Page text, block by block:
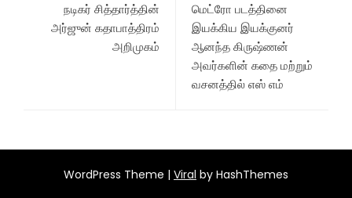
நடிகர் சித்தார்த்தின்
அர்ஜுன் கதாபாத்திரம்
அறிமுகம்
மெட்ரோ படத்தினை
இயக்கிய இயக்குனர்
ஆனந்த கிருஷ்ணன்
அவர்களின் கதை மற்றும்
வசனத்தில் எஸ் எம்
WordPress Theme | Viral by HashThemes